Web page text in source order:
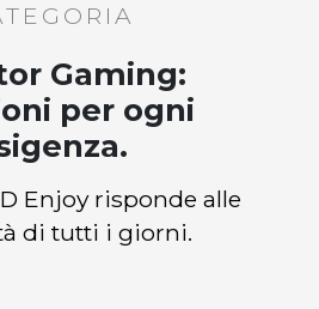
Gaming:
per ogni
Enjoy risponde alle
di tutti i giorni.